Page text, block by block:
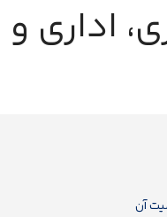
اداری و
آن